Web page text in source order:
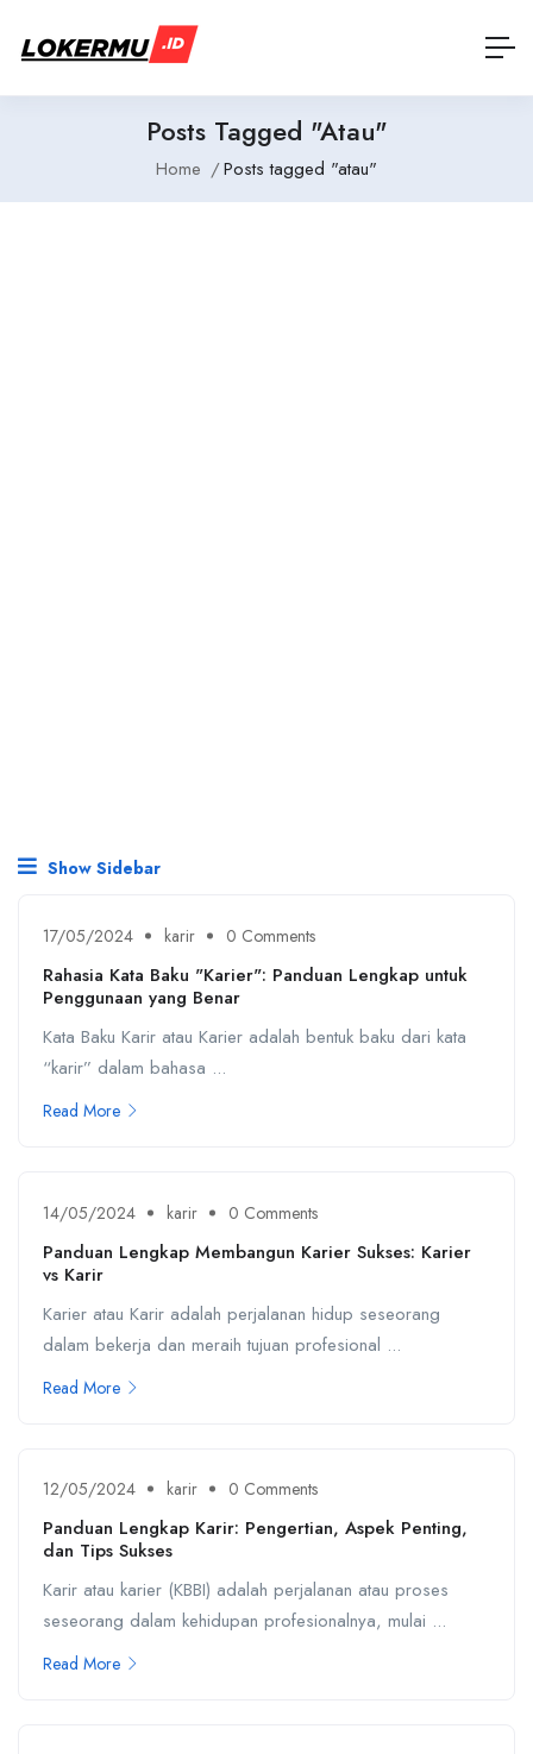
Posts Tagged "atau"
Home Posts tagged "atau"
Show Sidebar
17/05/2024 karir 0 Comments
Rahasia Kata Baku "Karier": Panduan Lengkap untuk
Penggunaan yang Benar
Kata Baku Karir atau Karier adalah bentuk baku dari kata
“karir” dalam bahasa ...
Read More
14/05/2024 karir 0 Comments
Panduan Lengkap Membangun Karier Sukses: Karier
vs Karir
Karier atau Karir adalah perjalanan hidup seseorang
dalam bekerja dan meraih tujuan profesional ...
Read More
12/05/2024 karir 0 Comments
Panduan Lengkap Karir: Pengertian, Aspek Penting,
dan Tips Sukses
Karir atau karier (KBBI) adalah perjalanan atau proses
seseorang dalam kehidupan profesionalnya, mulai ...
Read More